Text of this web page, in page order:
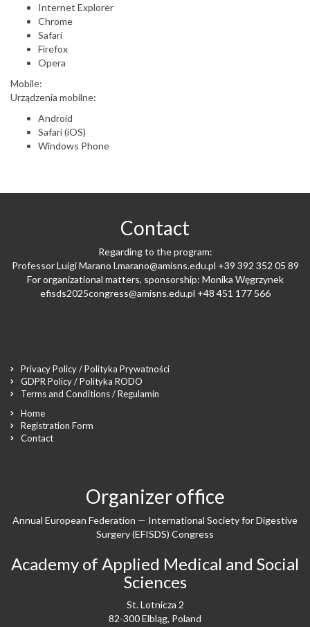
Internet Explorer
Chrome
Safari
Firefox
Opera
Mobile:
Urządzenia mobilne:
Android
Safari (iOS)
Windows Phone
Contact
Regarding to the program:
Professor Luigi Marano l.marano@amisns.edu.pl +39 392 352 05 89
For organizational matters, sponsorship: Monika Węgrzynek
efisds2025congress@amisns.edu.pl +48 451 177 566
Privacy Policy / Polityka Prywatności
GDPR Policy / Polityka RODO
Terms and Conditions / Regulamin
Home
Registration Form
Contact
Organizer office
Annual European Federation — International Society for Digestive
Surgery (EFISDS) Congress
Academy of Applied Medical and Social
Sciences
St. Lotnicza 2
82-300 Elbląg, Poland